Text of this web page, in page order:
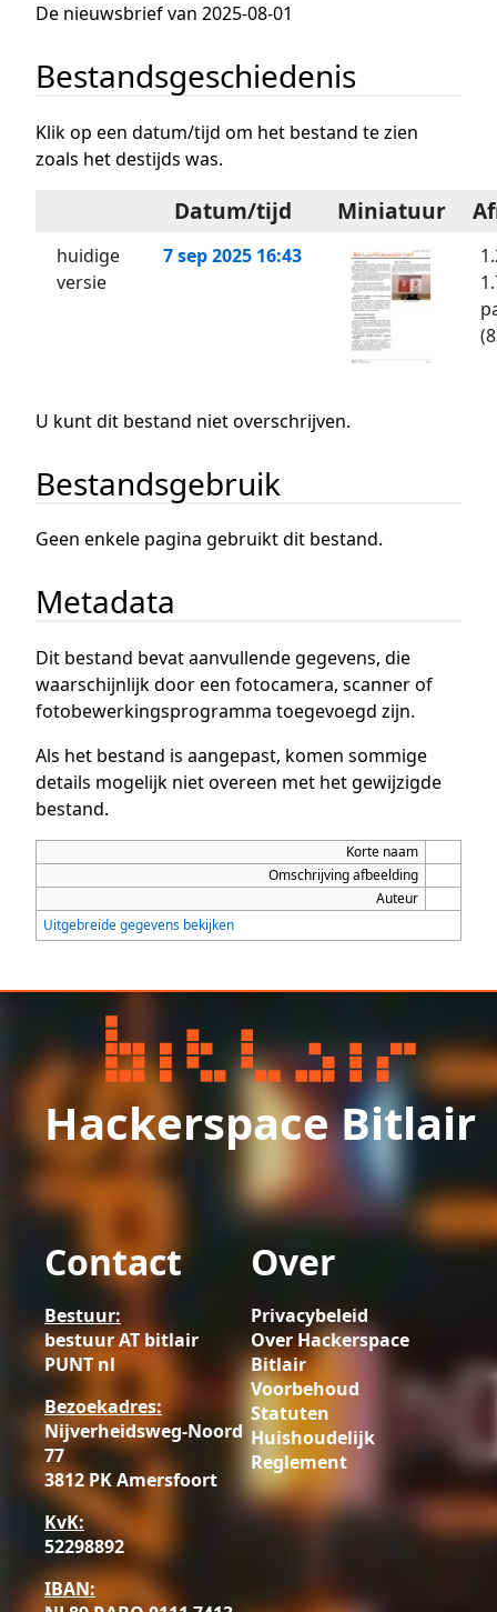
De nieuwsbrief van 2025-08-01
Bestandsgeschiedenis
Klik op een datum/tijd om het bestand te zien
zoals het destijds was.
Datum/tijd Miniatuur
huidige
versie
7 sep 2025 16:43
U kunt dit bestand niet overschrijven.
Bestandsgebruik
Geen enkele pagina gebruikt dit bestand.
Metadata
Dit bestand bevat aanvullende gegevens, die
waarschijnlijk door een fotocamera, scanner of
fotobewerkingsprogramma toegevoegd zijn.
Als het bestand is aangepast, komen sommige
details mogelijk niet overeen met het gewijzigde
bestand.
Korte naam
Omschrijving afbeelding
Auteur
Uitgebreide gegevens bekijken
Hackerspace Bitlair
Contact
Bestuur:
bestuur AT bitlair
PUNT nl
Bezoekadres:
Nijverheidsweg-Noord
77
3812 PK Amersfoort
KvK:
52298892
IBAN:
Over
Privacybeleid
Over Hackerspace
Bitlair
Voorbehoud
Statuten
Huishoudelijk
Reglement